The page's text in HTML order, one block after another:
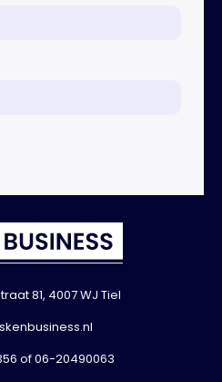
81, 4007 WJ Tiel
of06-20490063